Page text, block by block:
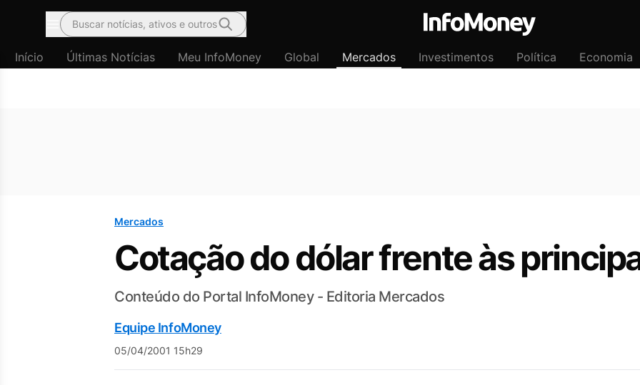
Menu
Buscar notícias, ativos e outros
Início Últimas Notícias Meu InfoMoney Global Mercados Investimentos Política Economia
Mercados
Cotação do dólar frente às
Conteúdo do Portal InfoMoney - Editoria Mercados
Equipe InfoMoney
05/04/2001 15h29